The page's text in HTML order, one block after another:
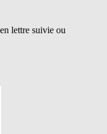
lettre suivie ou